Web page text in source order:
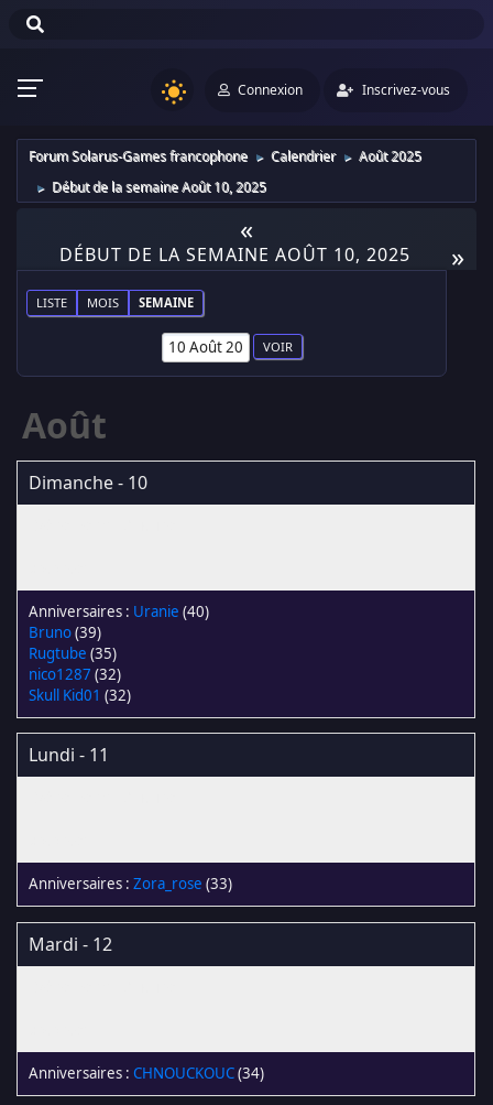
Connexion Inscrivez-vous
Forum Solarus-Games francophone ► Calendrier ► Août 2025
► Début de la semaine Août 10, 2025
«
»
DÉBUT DE LA SEMAINE AOÛT 10, 2025
LISTE MOIS SEMAINE
Août
Dimanche - 10
Uranie (40)
Bruno(39)
Rugtube (35)
nico1287 (32)
Skull Kid01 (32)
Lundi - 11
Zora_rose (33)
Mardi - 12
CHNOUCKOUC(34)